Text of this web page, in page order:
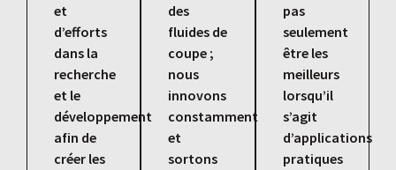
et
d’efforts
dans la
recherche
et le
développement
afin de
créer les
des
fluides de
coupe ;
nous
innovons
constamment
et
sortons
pas
seulement
être les
meilleurs
lorsqu’il
s’agit
d’applications
pratiques